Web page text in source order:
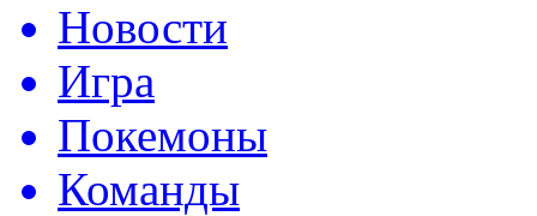
Новости
Игра
Покемоны
Команды